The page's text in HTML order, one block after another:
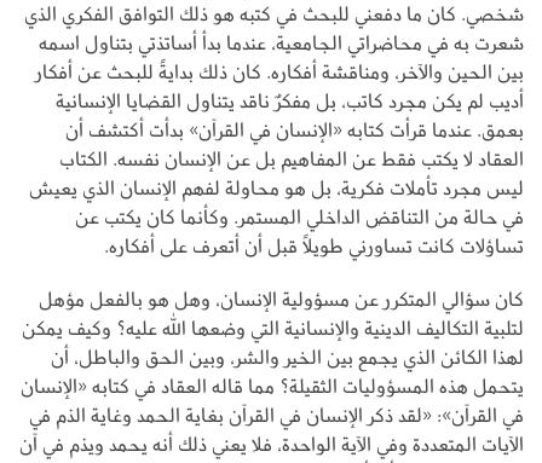
شخصي. كان ما دفعني للبحث في كتبه هو ذلك التوافق الفكري الذي
شعرت به في محاضراتي الجامعية، عندما بدأ أساتذتي بتناول اسمه
بين الحين والآخر، ومناقشة أفكاره. كان ذلك بدايةً للبحث عن أفكار
أديب لم يكن مجرد كاتب، بل مفكرٌ ناقد يتناول القضايا الإنسانية
بعمق. عندما قرأت كتابه «الإنسان في القرآن» بدأت أكتشف أن
العقاد لا يكتب فقط عن المفاهيم بل عن الإنسان نفسه. الكتاب
ليس مجرد تأملات فكرية، بل هو محاولة لفهم الإنسان الذي يعيش
في حالة من التناقض الداخلي المستمر. وكأنما كان يكتب عن
تساؤلات كانت تساورني طويلاً قبل أن أتعرف على أفكاره.
كان سؤالي المتكرر عن مسؤولية الإنسان، وهل هو بالفعل مؤهل
لتلبية التكاليف الدينية والإنسانية التي وضعها الله عليه؟ وكيف يمكن
لهذا الكائن الذي يجمع بين الخير والشر، وبين الحق والباطل، أن
يتحمل هذه المسؤوليات الثقيلة؟ مما قاله العقاد في كتابه «الإنسان
في القرآن»: «لقد ذكر الإنسان في القرآن بغاية الحمد وغاية الذم في
الآيات المتعددة وفي الآية الواحدة، فلا يعني ذلك أنه يحمد ويذم في آن